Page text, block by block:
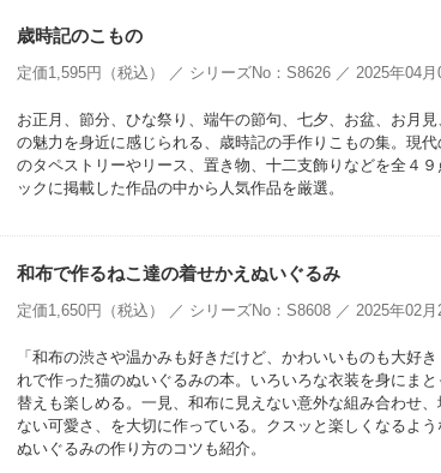
歳時記のこもの
定価1,595円（税込） ／ シリーズNo：S8626 ／ 2025年04月
お正月、節分、ひな祭り、端午の節句、七夕、お盆、お月
の魅力を身近に感じられる、歳時記の手作りこもの集。現
のタペストリーやリース、置き物、十二支飾りなどを全４
ックに掲載した作品の中から人気作品を厳選。
和布で作るねこ達の着せかえぬいぐるみ
定価1,650円（税込） ／ シリーズNo：S8608 ／ 2025年02月
「和布の渋さや温かみも好きだけど、かわいいものも大好
れで作った猫のぬいぐるみの本。いろいろな衣装を身にま
替えも楽しめる。一見、和布に見えない意外な組み合わせ
ない可愛さ、を大切に作っている。クスッと楽しくなるよ
ぬいぐるみの作り方のコツも紹介。